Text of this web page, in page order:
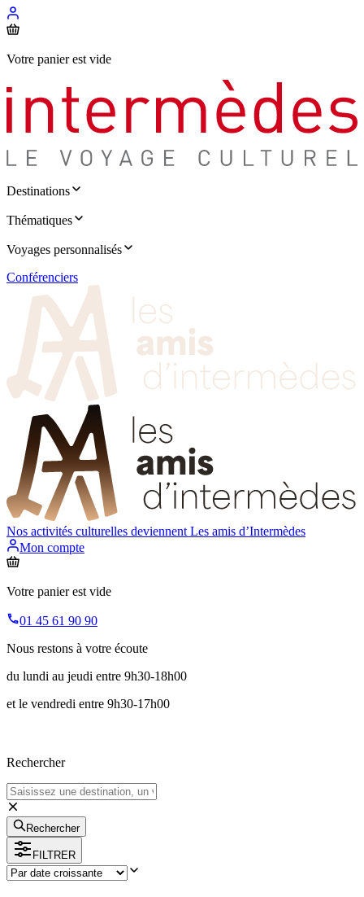
Votre panier est vide
Destinations
Thématiques
Voyages personnalisés
Conférenciers
Nos activités culturelles deviennent Les amis d’Intermèdes
Mon compte
Votre panier est vide
01 45 61 90 90
Nous restons à votre écoute
du lundi au jeudi entre 9h30-18h00
et le vendredi entre 9h30-17h00
Rechercher
Rechercher
FILTRER